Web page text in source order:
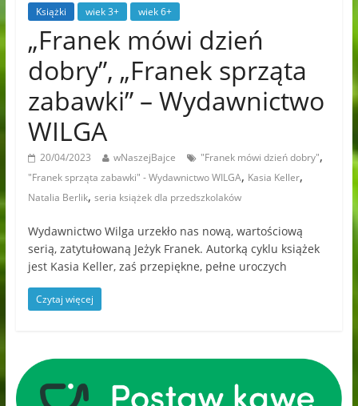
Książki wiek 3+ wiek 6+
„Franek mówi dzień
dobry”, „Franek sprząta
zabawki” – Wydawnictwo
WILGA
20/04/2023 wNaszejBajce "Franek mówi dzień dobry",
"Franek sprząta zabawki" - Wydawnictwo WILGA, Kasia Keller,
Natalia Berlik, seria książek dla przedszkolaków
Wydawnictwo Wilga urzekło nas nową, wartościową
serią, zatytułowaną Jeżyk Franek. Autorką cyklu książek
jest Kasia Keller, zaś przepiękne, pełne uroczych
Czytaj więcej